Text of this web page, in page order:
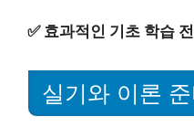
✅ 효과적인 기초 학습
실기와 이론